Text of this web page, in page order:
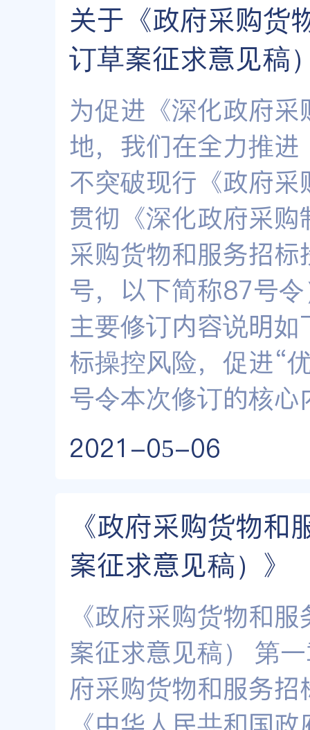
关于《政府采购货
订草案征求意见稿
为促进《深化政府
地，我们在全力推
不突破现行《政府
贯彻《深化政府采
采购货物和服务招
号，以下简称87号
主要修订内容说明
标操控风险，促进“
号令本次修订的核心
2021-05-06
《政府采购货物
案征求意见稿）》
《政府采购货物和
案征求意见稿） 第
府采购货物和服务